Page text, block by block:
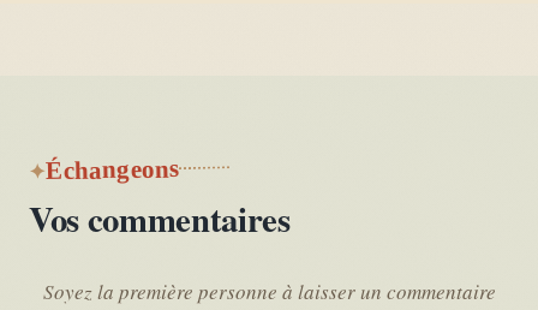
Échangeons
Vos commentaires
Soyez la première personne à laisser un commentaire